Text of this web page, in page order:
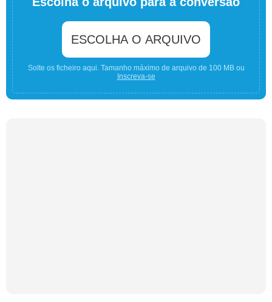
ESCOLHA O ARQUIVO
Solte os ficheiro aqui. Tamanho máximo de arquivo de 100 MB ou
Inscreva-se